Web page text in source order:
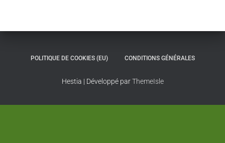
POLITIQUE DE COOKIES (EU) CONDITIONS GÉNÉRALES
Hestia | Développé parThemeIsle